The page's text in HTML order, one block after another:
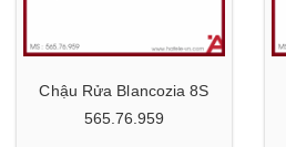
Chậu Rửa Blancozia 8S
565.76.959